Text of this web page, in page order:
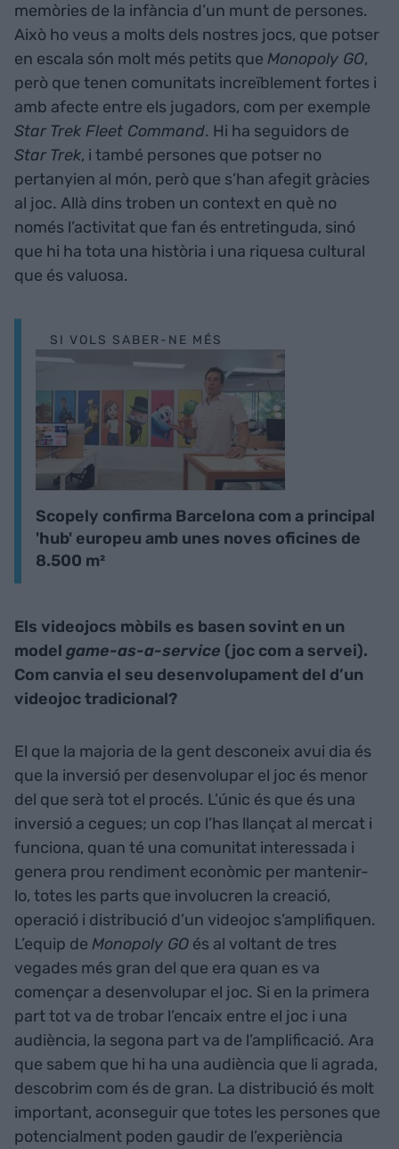
memòries de la infància d’un munt de persones.
Això ho veus a molts dels nostres jocs, que potser
en escala són molt més petits que Monopoly GO,
però que tenen comunitats increïblement fortes i
amb afecte entre els jugadors, com per exemple
Star Trek Fleet Command. Hi ha seguidors de
Star Trek, i també persones que potser no
pertanyien al món, però que s’han afegit gràcies
al joc. Allà dins troben un context en què no
només l’activitat que fan és entretinguda, sinó
que hi ha tota una història i una riquesa cultural
que és valuosa.
SI VOLS SABER-NE MÉS
Scopely confirma Barcelona com a principal
'hub' europeu amb unes noves oficines de
8.500 m²
Els videojocs mòbils es basen sovint en un
model game-as-a-service (joc com a servei).
Com canvia el seu desenvolupament del d’un
videojoc tradicional?
El que la majoria de la gent desconeix avui dia és
que la inversió per desenvolupar el joc és menor
del que serà tot el procés. L’únic és que és una
inversió a cegues; un cop l’has llançat al mercat i
funciona, quan té una comunitat interessada i
genera prou rendiment econòmic per mantenir-
lo, totes les parts que involucren la creació,
operació i distribució d’un videojoc s’amplifiquen.
L’equip de Monopoly GO és al voltant de tres
vegades més gran del que era quan es va
començar a desenvolupar el joc. Si en la primera
part tot va de trobar l’encaix entre el joc i una
audiència, la segona part va de l’amplificació. Ara
que sabem que hi ha una audiència que li agrada,
descobrim com és de gran. La distribució és molt
important, aconseguir que totes les persones que
potencialment poden gaudir de l’experiència